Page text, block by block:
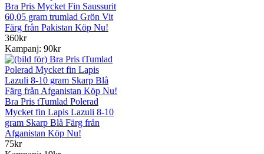
Bra Pris Mycket Fin Saussurit
60,05 gram trumlad Grön Vit
Färg från Pakistan Köp Nu!
360kr
Kampanj: 90kr
Bra Pris tTumlad Polerad
Mycket fin Lapis Lazuli 8-10
gram Skarp Blå Färg från
Afganistan Köp Nu!
75kr